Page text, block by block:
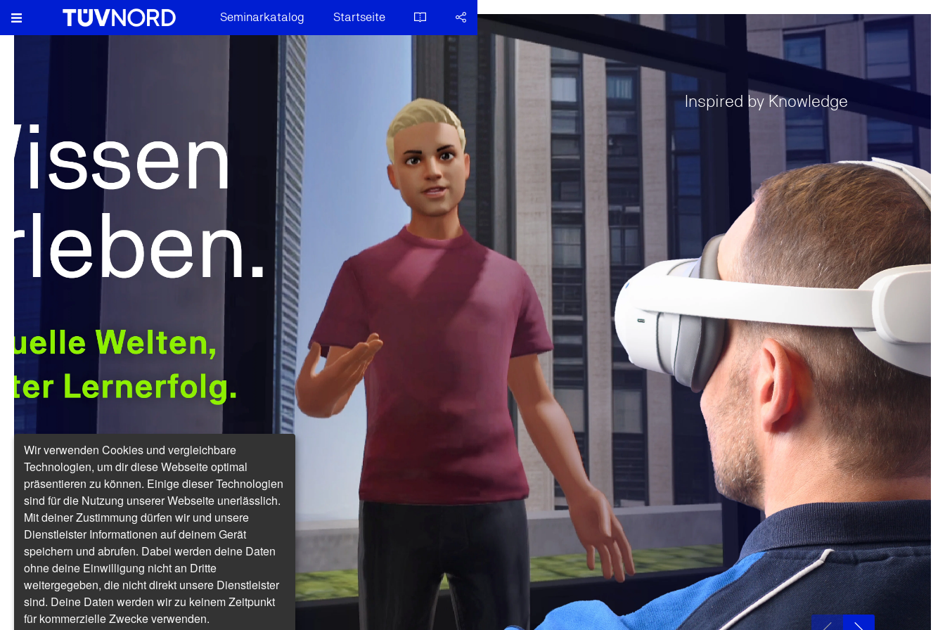
Seminarkatalog Startseite
Inspired by Knowledge
Wir verwenden Cookies und vergleichbare
Technologien, um dir diese Webseite optimal
präsentieren zu können. Einige dieser Technologien
sind für die Nutzung unserer Webseite unerlässlich.
Mit deiner Zustimmung dürfen wir und unsere
Dienstleister Informationen auf deinem Gerät
speichern und abrufen. Dabei werden deine Daten
ohne deine Einwilligung nicht an Dritte
weitergegeben, die nicht direkt unsere Dienstleister
sind. Deine Daten werden wir zu keinem Zeitpunkt
für kommerzielle Zwecke verwenden.